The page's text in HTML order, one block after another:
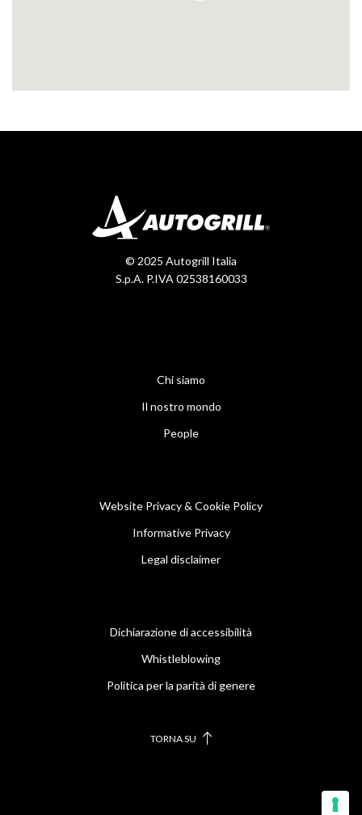
© 2025 Autogrill Italia
S.p.A. P.IVA 02538160033
Chi siamo
Il nostro mondo
People
Website Privacy & Cookie Policy
Informative Privacy
Legal disclaimer
Dichiarazione di accessibilità
Whistleblowing
Politica per la parità di genere
TORNA SU